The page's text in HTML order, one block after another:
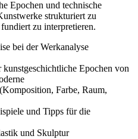
Epochen und technische
strukturiert zu
zu interpretieren.
bei der Werkanalyse
Epochen von
Farbe, Raum,
und Tipps für die
und Skulptur